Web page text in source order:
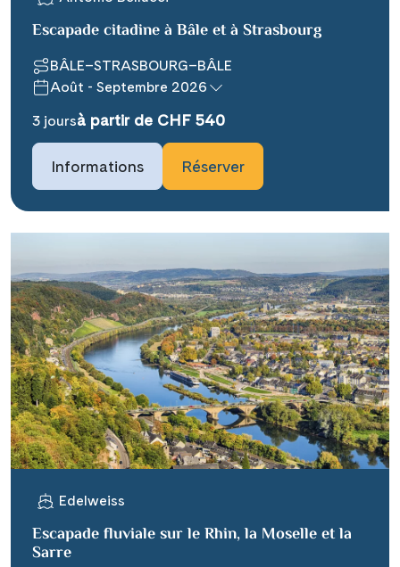
Teile diese Reise
### headline_default does not exist in
object type Ausflug ###
Facebook
Messenger
X
WhatsApp
per E-Mail senden
### beschreibung_headline_default
does not exist in object type Ausflug
###
Escapade citadine à Bâle et à Strasbourg
BÂLE–STRASBOURG–BÂLE
Août - Septembre 2026
3 joursà partir de CHF 540
Informations Réserver
Edelweiss
Escapade fluviale sur le Rhin, la Moselle et la
Sarre